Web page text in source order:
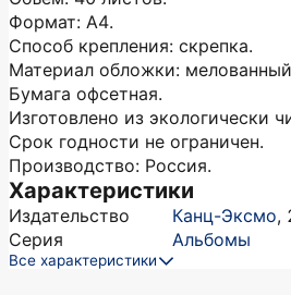
Формат: А4.
Способ крепления: скрепка.
Материал обложки:
Бумага офсетная.
Изготовлено из экологически
Срок годности не ограничен.
Производство: Россия.
Характеристики
Издательство Канц-Эксмо,
Серия
Альбомы
Все характеристики